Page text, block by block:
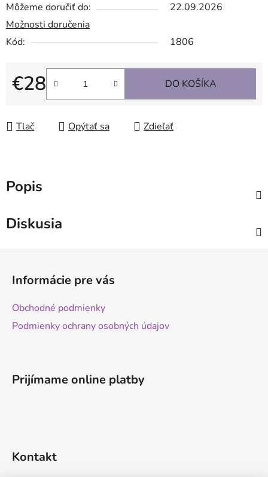
Môžeme doručiť do:
22.09.2026
Možnosti doručenia
Kód:
1806
€28
Jednotková cena:
DO KOŠÍKA
Tlač Opýtať sa Zdieľať
Popis
Diskusia
Informácie pre vás
Obchodné podmienky
Podmienky ochrany osobných údajov
Prijímame online platby
Kontakt